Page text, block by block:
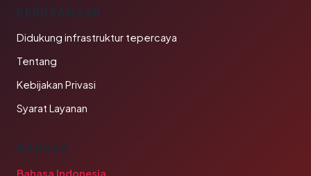
PERUSAHAAN
Didukung infrastruktur tepercaya
Tentang
Kebijakan Privasi
Syarat Layanan
BAHASA